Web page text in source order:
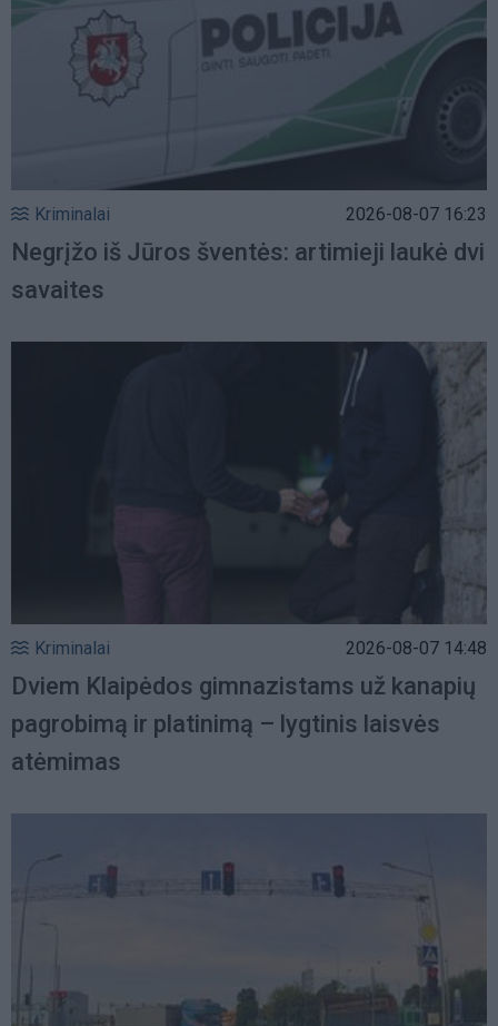
Kriminalai 2026-08-07 16:23
Negrįžo iš Jūros šventės: artimieji laukė dvi
savaites
Kriminalai 2026-08-07 14:48
Dviem Klaipėdos gimnazistams už kanapių
pagrobimą ir platinimą – lygtinis laisvės
atėmimas